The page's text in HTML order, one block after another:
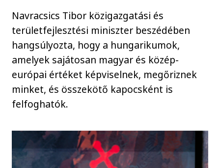
Navracsics Tibor közigazgatási és
területfejlesztési miniszter beszédében
hangsúlyozta, hogy a hungarikumok,
amelyek sajátosan magyar és közép-
európai értéket képviselnek, megőriznek
minket, és összekötő kapocsként is
felfoghatók.